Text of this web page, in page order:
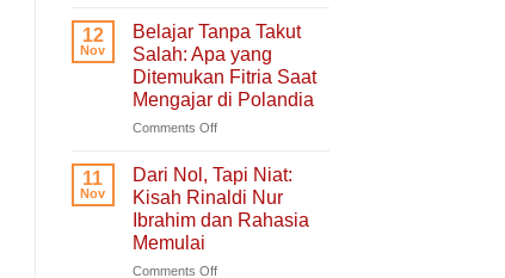
Sedang
Berjuang
Untukmu
Singgah
dan
Bercerita:
Buku
Self-
Tentang
Pulang
ke
Diri
12
Nov
Belajar Tanpa Takut
Salah: Apa yang
Ditemukan Fitria Saat
Mengajar di Polandia
Comments Offon
Tanpa
Takut
Salah:
Apa
Ditemukan
11
Nov
Dari Nol, Tapi Niat:
Kisah Rinaldi Nur
Ibrahim dan Rahasia
Memulai
Comments Offon